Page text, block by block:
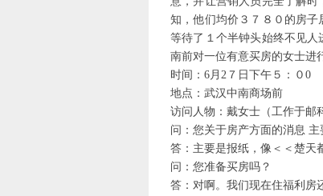
知，他们均价３７８０的房
等待了１个半钟头始终不见
南前对一位有意买房的女士进
时间：6月2７日下午５：０0
地点：武汉中南商场前
访问人物：戴女士（工作于邮
问：您关于房产方面的消息 主
答：主要是报纸，像＜＜楚天
问：您准备买房吗？
答：对啊。我们现在住福利房